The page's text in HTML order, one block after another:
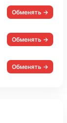
Обменять →
Обменять →
Обменять →